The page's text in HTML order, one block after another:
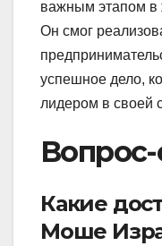
важным этапом
Он смог
успешное дело,
лидером в своей
Вопрос-
Какие
Моше